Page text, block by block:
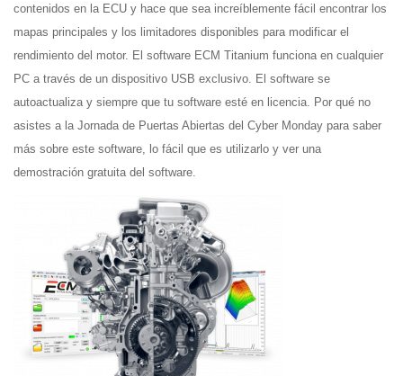
contenidos en la ECU y hace que sea increíblemente fácil encontrar los
mapas principales y los limitadores disponibles para modificar el
rendimiento del motor. El software ECM Titanium funciona en cualquier
PC a través de un dispositivo USB exclusivo. El software se
autoactualiza y siempre que tu software esté en licencia. Por qué no
asistes a la Jornada de Puertas Abiertas del Cyber Monday para saber
más sobre este software, lo fácil que es utilizarlo y ver una
demostración gratuita del software.